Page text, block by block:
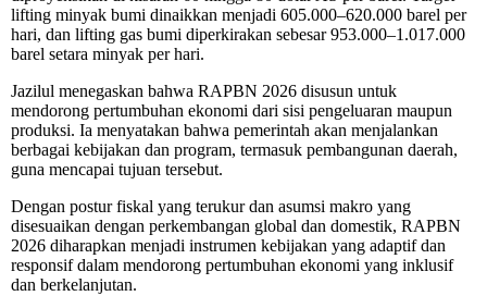
lifting minyak bumi dinaikkan menjadi 605.000–620.000 barel per
hari, dan lifting gas bumi diperkirakan sebesar 953.000–1.017.000
barel setara minyak per hari.
Jazilul menegaskan bahwa RAPBN 2026 disusun untuk
mendorong pertumbuhan ekonomi dari sisi pengeluaran maupun
produksi. Ia menyatakan bahwa pemerintah akan menjalankan
berbagai kebijakan dan program, termasuk pembangunan daerah,
guna mencapai tujuan tersebut.
Dengan postur fiskal yang terukur dan asumsi makro yang
disesuaikan dengan perkembangan global dan domestik, RAPBN
2026 diharapkan menjadi instrumen kebijakan yang adaptif dan
responsif dalam mendorong pertumbuhan ekonomi yang inklusif
dan berkelanjutan.